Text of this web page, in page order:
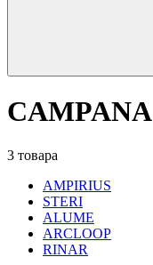
CAMPANA
3 товара
AMPIRIUS
STERI
ALUME
ARCLOOP
RINAR